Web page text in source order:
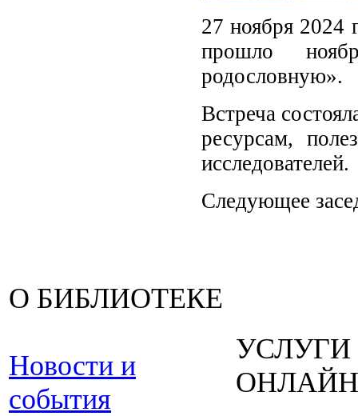
27 ноября 2024
прошло
родословную».
Встреча
ресурсам,
исследователей.
Следующее
О БИБЛИОТЕКЕ
Новости и
события
УСЛУГИ
ОНЛАЙН